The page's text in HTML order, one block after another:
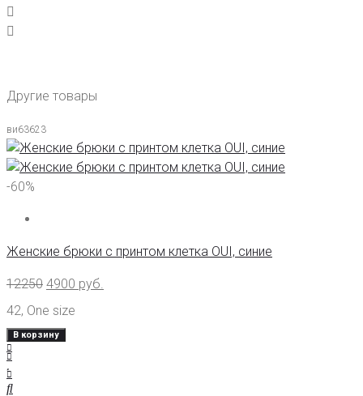
Другие товары
ви63623
-60%
Женские брюки с принтом клетка OUI, синие
12250 4900 руб.
42, One size
В корзину